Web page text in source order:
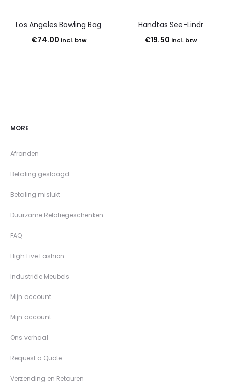
Los Angeles Bowling Bag
€74.00 incl. btw
Handtas See-Lindr
€19.50 incl. btw
MORE
Afronden
Betaling geslaagd
Betaling mislukt
Duurzame Relatiegeschenken
FAQ
High Five Fashion
Industriële Meubels
Mijn account
Mijn account
Ons verhaal
Request a Quote
Verzending en Retouren